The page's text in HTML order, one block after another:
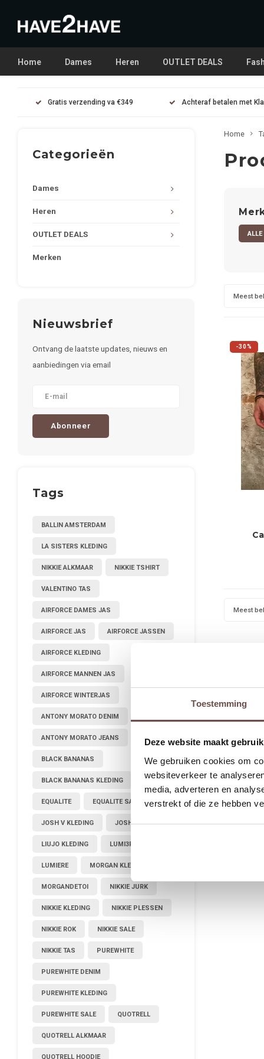
Toestemming
Deze website maakt
We gebruiken cookies om
websiteverkeer te
media, adverteren en
verstrekt of die ze hebben
Home Dames Heren OUTLET DEALS
Gratis verzending va €349 Achteraf betalen met
Categorieën
Dames
Heren
OUTLET DEALS
Merken
Nieuwsbrief
Ontvang de laatste updates, nieuws en
aanbiedingen via email
Abonneer
Tags
BALLIN AMSTERDAM
LA SISTERS KLEDING
NIKKIE ALKMAAR NIKKIE TSHIRT
VALENTINO TAS
AIRFORCE DAMES JAS
AIRFORCE JAS AIRFORCE JASSEN
AIRFORCE KLEDING
AIRFORCE MANNEN JAS
AIRFORCE WINTERJAS
ANTONY MORATO DENIM
ANTONY MORATO JEANS
BLACK BANANAS
BLACK BANANAS KLEDING
EQUALITE EQUALITE SALE
JOSH V KLEDING JOSHV KLEDING
LIUJO KLEDING LUMI3RE
LUMIERE MORGAN KLEDING
MORGANDETOI NIKKIE JURK
NIKKIE KLEDING NIKKIE PLESSEN
NIKKIE ROK NIKKIE SALE
NIKKIE TAS PUREWHITE
PUREWHITE DENIM
PUREWHITE KLEDING
PUREWHITE SALE QUOTRELL
QUOTRELL ALKMAAR
QUOTRELL HOODIE
Home
ALLE
Meest
-30%
Meest